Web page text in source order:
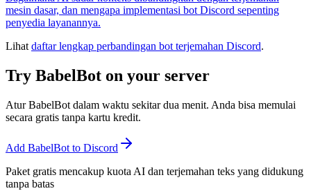
mesin dasar, dan mengapa implementasi bot Discord sepenting
penyedia layanannya.
Lihat daftar lengkap perbandingan bot terjemahan Discord.
Try BabelBot on your server
Atur BabelBot dalam waktu sekitar dua menit. Anda bisa memulai
secara gratis tanpa kartu kredit.
Add BabelBot to Discord
Paket gratis mencakup kuota AI dan terjemahan teks yang didukung
tanpa batas